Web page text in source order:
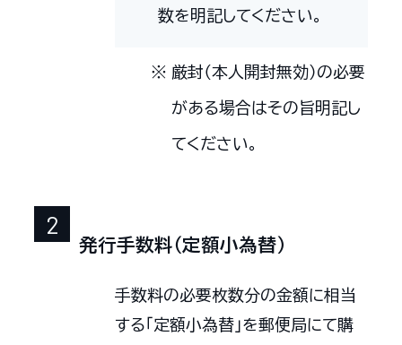
数を明記してください。
厳封（本人開封無効）の必要
がある場合はその旨明記し
てください。
発行手数料（定額小為替）
手数料の必要枚数分の金額に相当
する「定額小為替」を郵便局にて購